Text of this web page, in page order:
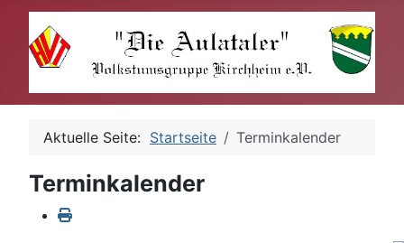
Aktuelle Seite: Startseite Terminkalender
Terminkalender